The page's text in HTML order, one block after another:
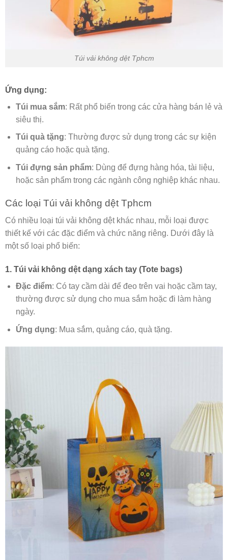
Túi vải không dệt Tphcm
Ứng dụng:
Túi mua sắm: Rất phổ biến trong các cửa hàng bán lẻ và
siêu thị.
Túi quà tặng: Thường được sử dụng trong các sự kiện
quảng cáo hoặc quà tặng.
Túi đựng sản phẩm: Dùng để đựng hàng hóa, tài liệu,
hoặc sản phẩm trong các ngành công nghiệp khác nhau.
Các loại Túi vải không dệt Tphcm
Có nhiều loại túi vải không dệt khác nhau, mỗi loại được
thiết kế với các đặc điểm và chức năng riêng. Dưới đây là
một số loại phổ biến:
1. Túi vải không dệt dạng xách tay (Tote bags)
Đặc điểm: Có tay cầm dài để đeo trên vai hoặc cầm tay,
thường được sử dụng cho mua sắm hoặc đi làm hàng
ngày.
Ứng dụng: Mua sắm, quảng cáo, quà tặng.